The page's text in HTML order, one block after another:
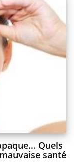
Quels
santé